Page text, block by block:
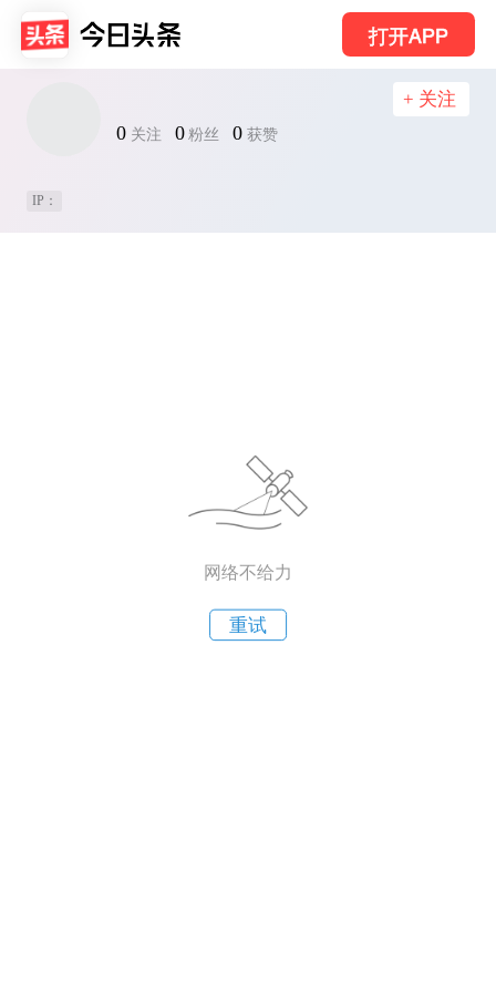
打开APP
0 关注 0 粉丝 0 获赞
+ 关注
IP：
网络不给力
重试